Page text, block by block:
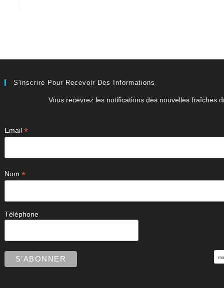
S'inscrire Pour Recevoir Des Informations
Vous recevrez les notifications des nouvelles fraîches
Email *
Nom *
Téléphone